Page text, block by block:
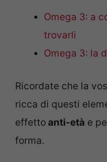
Omega 3: a
trovarli
Omega 3: la
Ricordate che la
ricca di questi
effettoanti-età e
forma.